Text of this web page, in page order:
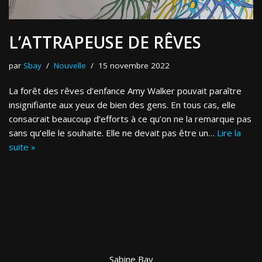
L’ATTRAPEUSE DE RÊVES
par Sbay Nouvelle 15 novembre 2022
La forêt des rêves d’enfance Amy Walker pouvait paraître
insignifiante aux yeux de bien des gens. En tous cas, elle
consacrait beaucoup d’efforts à ce qu’on ne la remarque pas
sans qu’elle le souhaite. Elle ne devait pas être un… Lire la
suite »
Sabine Bay